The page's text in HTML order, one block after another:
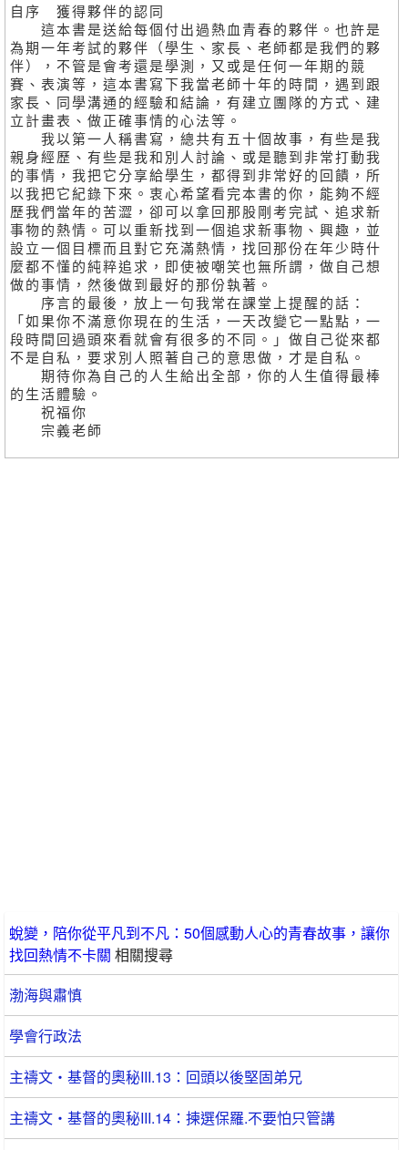
自序 獲得夥伴的認同
這本書是送給每個付出過熱血青春的夥伴。也許是
為期一年考試的夥伴（學生、家長、老師都是我們的夥
伴），不管是會考還是學測，又或是任何一年期的競
賽、表演等，這本書寫下我當老師十年的時間，遇到跟
家長、同學溝通的經驗和結論，有建立團隊的方式、建
立計畫表、做正確事情的心法等。
我以第一人稱書寫，總共有五十個故事，有些是我
親身經歷、有些是我和別人討論、或是聽到非常打動我
的事情，我把它分享給學生，都得到非常好的回饋，所
以我把它紀錄下來。衷心希望看完本書的你，能夠不經
歷我們當年的苦澀，卻可以拿回那股剛考完試、追求新
事物的熱情。可以重新找到一個追求新事物、興趣，並
設立一個目標而且對它充滿熱情，找回那份在年少時什
麼都不懂的純粹追求，即使被嘲笑也無所謂，做自己想
做的事情，然後做到最好的那份執著。
序言的最後，放上一句我常在課堂上提醒的話：
「如果你不滿意你現在的生活，一天改變它一點點，一
段時間回過頭來看就會有很多的不同。」做自己從來都
不是自私，要求別人照著自己的意思做，才是自私。
期待你為自己的人生給出全部，你的人生值得最棒
的生活體驗。
祝福你
宗義老師
蛻變，陪你從平凡到不凡：50個感動人心的青春故事，讓你
找回熱情不卡關 相關搜尋
渤海與肅慎
學會行政法
主禱文‧基督的奧秘III.13：回頭以後堅固弟兄
主禱文‧基督的奧秘III.14：揀選保羅.不要怕只管講